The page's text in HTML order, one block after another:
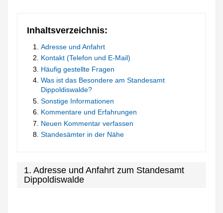
Inhaltsverzeichnis:
Adresse und Anfahrt
Kontakt (Telefon und E-Mail)
Häufig gestellte Fragen
Was ist das Besondere am Standesamt
Dippoldiswalde?
Sonstige Informationen
Kommentare und Erfahrungen
Neuen Kommentar verfassen
Standesämter in der Nähe
1. Adresse und Anfahrt zum Standesamt
Dippoldiswalde